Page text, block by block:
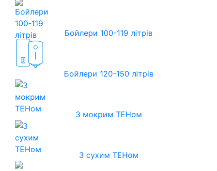
Бойлери 100-119 літрів
Бойлери 120-150 літрів
З мокрим ТЕНом
З сухим ТЕНом